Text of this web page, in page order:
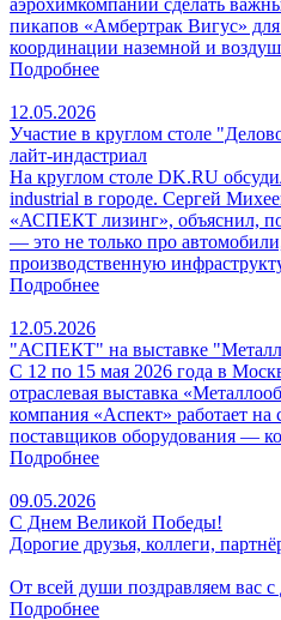
пикапов «Амбертрак Вигус»
координации наземной и
Подробнее
12.05.2026
Участие в круглом столе
лайт-индастриал
На круглом столе DK.RU
industrial в городе. Сергей
«АСПЕКТ лизинг», объяснил,
— это не только про
производственную
Подробнее
12.05.2026
"АСПЕКТ" на выставке
С 12 по 15 мая 2026 года в
отраслевая выставка
компания «Аспект» работает на
поставщиков оборудования —
Подробнее
09.05.2026
С Днем Великой Победы!
Дорогие друзья, коллеги,
От всей души поздравляем
Подробнее